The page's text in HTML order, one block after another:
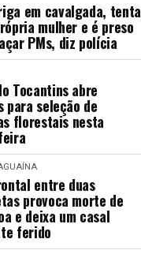
em cavalgada, tenta
mulher e é preso
PMs, diz polícia
Tocantins abre
para seleção de
florestais nesta
entre duas
provoca morte de
e deixa um casal
ferido